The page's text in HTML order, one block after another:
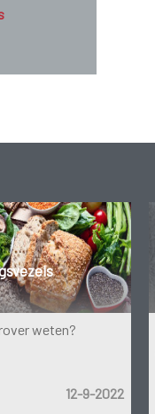
weten?
12-9-2022